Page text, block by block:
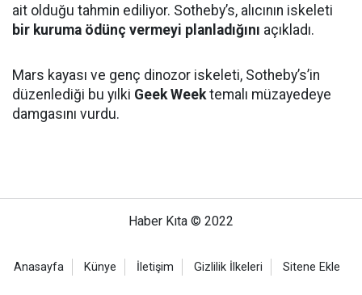
ait olduğu tahmin ediliyor. Sotheby’s, alıcının iskeleti
bir kuruma ödünç vermeyi planladığını açıkladı.
Mars kayası ve genç dinozor iskeleti, Sotheby’s’in
düzenlediği bu yılki Geek Weektemalı müzayedeye
damgasını vurdu.
Haber Kıta © 2022
Anasayfa Künye İletişim Gizlilik İlkeleri Sitene Ekle